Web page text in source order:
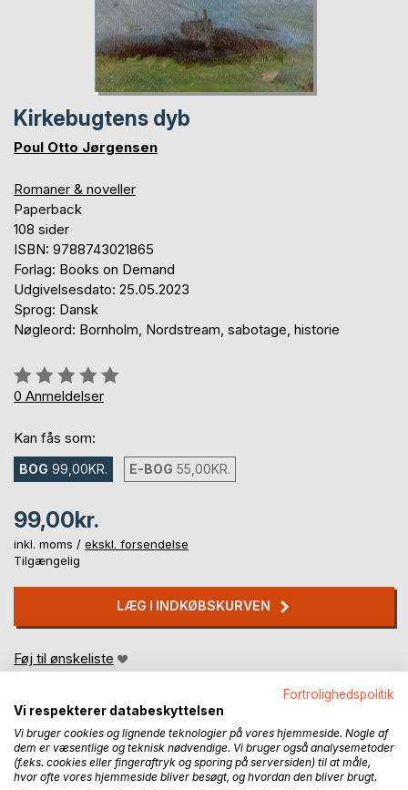
Kirkebugtens dyb
Poul Otto Jørgensen
Romaner & noveller
Paperback
108 sider
ISBN: 9788743021865
Forlag: Books on Demand
Udgivelsesdato: 25.05.2023
Sprog: Dansk
Nøgleord: Bornholm, Nordstream, sabotage, historie
Anmeldelse::
0%
0 Anmeldelser
Kan fås som:
BOG 99,00KR. E-BOG 55,00KR.
99,00kr.
inkl. moms / ekskl. forsendelse
Tilgængelig
LÆG I INDKØBSKURVEN
Føj til ønskeliste
Fortrolighedspolitik
Vi respekterer databeskyttelsen
Vi bruger cookies og lignende teknologier på vores hjemmeside. Nogle af
dem er væsentlige og teknisk nødvendige. Vi bruger også analysemetoder
(f.eks. cookies eller fingeraftryk og sporing på serversiden) til at måle,
hvor ofte vores hjemmeside bliver besøgt, og hvordan den bliver brugt.